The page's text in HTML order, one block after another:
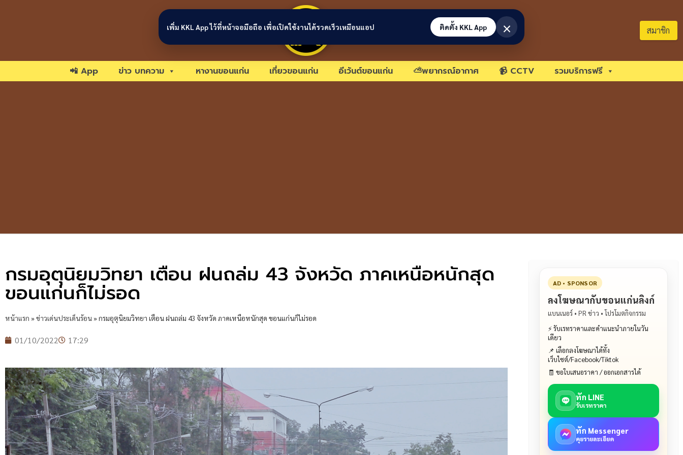
ขอนแก่นลิงก์ สมาชิก
📲 App ข่าว บทความ หางานขอนแก่น เที่ยวขอนแก่น อีเว้นต์ขอนแก่น ⛅พยากรณ์อากาศ 📹 CCTV รวมบริการฟรี
กรมอุตุนิยมวิทยา เตือน ฝนถล่ม 43 จังหวัด ภาคเหนือหนักสุด
ขอนแก่นก็ไม่รอด
หน้าแรก »ข่าวเด่นประเด็นร้อน»กรมอุตุนิยมวิทยา เตือน ฝนถล่ม 43 จังหวัด ภาคเหนือหนักสุด ขอนแก่นก็ไม่รอด
01/10/2022 17:29
AD • SPONSOR
ลงโฆษณากับขอนแก่นลิงก์
แบนเนอร์ • PR ข่าว • โปรโมตกิจกรรม
⚡ รับเรทราคาและคำแนะนำภายในวัน
เดียว
📌 เลือกลงโฆษณาได้ทั้ง
เว็บไซต์/Facebook/Tiktok
🧾 ขอใบเสนอราคา / ออกเอกสารได้
ทัก LINE
รับเรทราคา
ทัก Messenger
คุยรายละเอียด
เพิ่ม KKL App ไว้ที่หน้าจอมือถือ เพื่อเปิดใช้งานได้รวดเร็วเหมือนแอป ติดตั้ง KKL App ×